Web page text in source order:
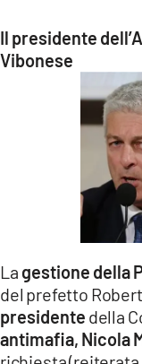
Il presidente
Vibonese
La gestione della
del prefetto
presidente della
antimafia, Nicola